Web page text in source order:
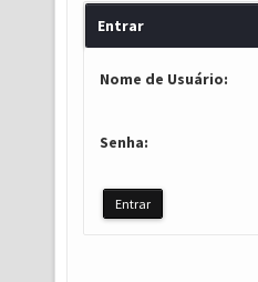
Entrar
Nome de Usuário:
Senha: